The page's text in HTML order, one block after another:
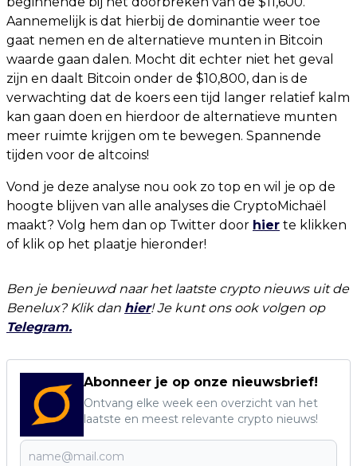
Aannemelijk is dat hierbij de dominantie weer toe
gaat nemen en de alternatieve munten in Bitcoin
waarde gaan dalen. Mocht dit echter niet het geval
zijn en daalt Bitcoin onder de $10,800, dan is de
verwachting dat de koers een tijd langer relatief kalm
kan gaan doen en hierdoor de alternatieve munten
meer ruimte krijgen om te bewegen. Spannende
tijden voor de altcoins!
Vond je deze analyse nou ook zo top en wil je op de
hoogte blijven van alle analyses die CryptoMichaël
maakt? Volg hem dan op Twitter door hier te klikken
of klik op het plaatje hieronder!
Ben je benieuwd naar het laatste crypto nieuws uit de
Benelux? Klik dan hier! Je kunt ons ook volgen op
Telegram.
Abonneer je op onze nieuwsbrief!
Ontvang elke week een overzicht van het
laatste en meest relevante crypto nieuws!